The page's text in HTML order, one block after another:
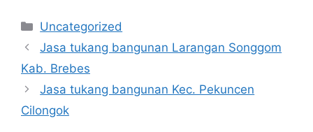
Categories
Uncategorized
Jasa tukang bangunan Larangan Songgom
Kab. Brebes
Jasa tukang bangunan Kec. Pekuncen
Cilongok